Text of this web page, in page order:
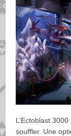
L’Ectoblast
souffler. Une